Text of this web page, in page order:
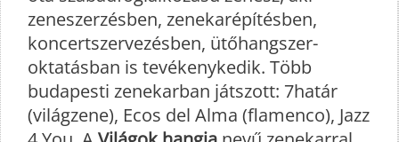
zeneszerzésben, zenekarépítésben,
koncertszervezésben, ütőhangszer-
oktatásban is tevékenykedik. Több
budapesti zenekarban játszott: 7határ
(világzene), Ecos del Alma (flamenco), Jazz